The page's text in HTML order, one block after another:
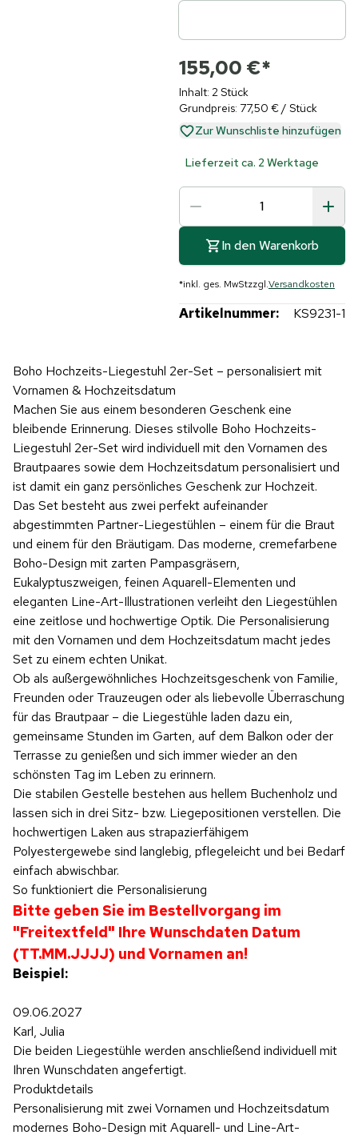
155,00 €*
Inhalt: 2 Stück
Grundpreis: 77,50 € / Stück
Zur Wunschliste hinzufügen
Lieferzeit ca. 2 Werktage
In den Warenkorb
*inkl. ges. MwStzzgl.Versandkosten
Artikelnummer: KS9231-1
Boho Hochzeits-Liegestuhl 2er-Set – personalisiert mit
Vornamen & Hochzeitsdatum
Machen Sie aus einem besonderen Geschenk eine
bleibende Erinnerung. Dieses stilvolle Boho Hochzeits-
Liegestuhl 2er-Set wird individuell mit den Vornamen des
Brautpaares sowie dem Hochzeitsdatum personalisiert und
ist damit ein ganz persönliches Geschenk zur Hochzeit.
Das Set besteht aus zwei perfekt aufeinander
abgestimmten Partner-Liegestühlen – einem für die Braut
und einem für den Bräutigam. Das moderne, cremefarbene
Boho-Design mit zarten Pampasgräsern,
Eukalyptuszweigen, feinen Aquarell-Elementen und
eleganten Line-Art-Illustrationen verleiht den Liegestühlen
eine zeitlose und hochwertige Optik. Die Personalisierung
mit den Vornamen und dem Hochzeitsdatum macht jedes
Set zu einem echten Unikat.
Ob als außergewöhnliches Hochzeitsgeschenk von Familie,
Freunden oder Trauzeugen oder als liebevolle Überraschung
für das Brautpaar – die Liegestühle laden dazu ein,
gemeinsame Stunden im Garten, auf dem Balkon oder der
Terrasse zu genießen und sich immer wieder an den
schönsten Tag im Leben zu erinnern.
Die stabilen Gestelle bestehen aus hellem Buchenholz und
lassen sich in drei Sitz- bzw. Liegepositionen verstellen. Die
hochwertigen Laken aus strapazierfähigem
Polyestergewebe sind langlebig, pflegeleicht und bei Bedarf
einfach abwischbar.
So funktioniert die Personalisierung
Bitte geben Sie im Bestellvorgang im
"Freitextfeld" Ihre Wunschdaten Datum
(TT.MM.JJJJ) und Vornamen an!
Beispiel:
09.06.2027
Karl, Julia
Die beiden Liegestühle werden anschließend individuell mit
Ihren Wunschdaten angefertigt.
Produktdetails
Personalisierung mit zwei Vornamen und Hochzeitsdatum
modernes Boho-Design mit Aquarell- und Line-Art-